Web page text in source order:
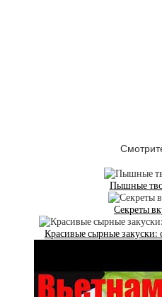
Пышные
Секреты
Красивые сырные закуски: